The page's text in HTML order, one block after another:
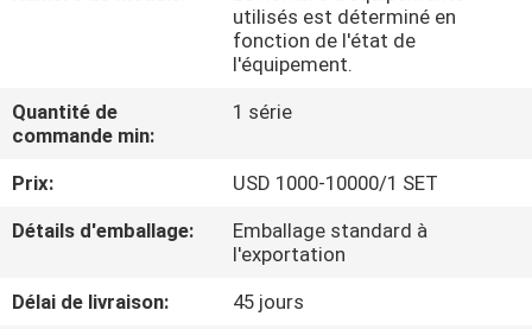
NOUS
VISITE
DE
utilisés est déterminé en
fonction de l'état de
l'équipement.
Quantité de
commande min:
1 série
Prix:
USD 1000-10000/1 SET
Détails d'emballage:
Emballage standard à
l'exportation
Délai de livraison:
45 jours